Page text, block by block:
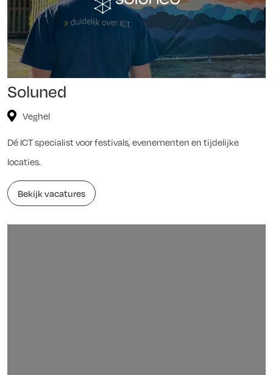
Soluned
Veghel
Dé ICT specialist voor festivals, evenementen en tijdelijke
locaties.
Bekijk vacatures